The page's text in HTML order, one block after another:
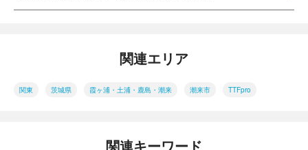
関連エリア
関東 茨城県 霞ヶ浦・土浦・鹿島・潮来 潮来市 TTFpro
関連キーワード